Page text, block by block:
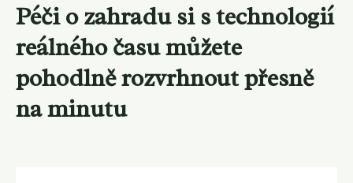
Péči o zahradu si s technologií
reálného času můžete
pohodlně rozvrhnout přesně
na minutu